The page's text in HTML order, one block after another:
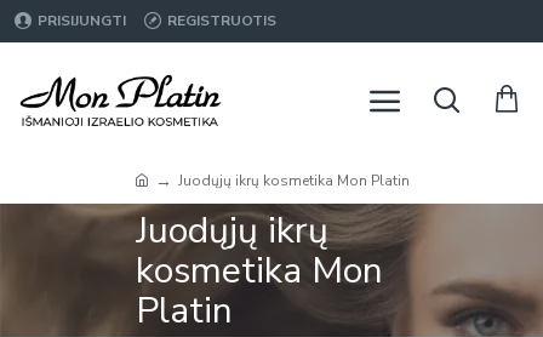
PRISIJUNGTI REGISTRUOTIS
Juodųjų ikrų kosmetika Mon Platin
Juodųjų ikrų
kosmetika Mon
Platin